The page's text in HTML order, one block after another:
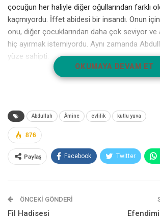
çocuğun her haliyle diğer oğullarından farklı
kaçmıyordu. İffet abidesi bir insandı. Onun
onu, diğer çocuklarından daha çok seviyor ve
hiç ayırmak istemiyordu. Aynı zamanda
yüze sahipti.
Kur’a işlemi tamamlanıp da yüz deveyi
evlendirmekti. Nihayet, Zühreoğullarının reisi
Menâf’a gelerek, o gün için en soylu ve şeref
olan kızı Âmine’ye talip olduklarını iletti. O
Kureyş arasında fazilet ve konum itibariyle,
genç kızdı.
oğlu Abdullah’la, Vehb’in kızı Âmine’nin nikahı
yuva kurulmuş oldu. Bu yuva, yeryüzündeki ilk
OKUMAYA DEVAM ET
Abdullah Âmine evlilik kutlu yuva
876
Paylaş Facebook Twitter
ÖNCEKI GÖNDERI
Fil Hadisesi